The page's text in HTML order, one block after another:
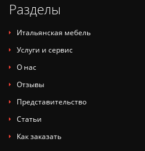
Разделы
Итальянская мебель
Услуги и сервис
О нас
Отзывы
Представительство
Статьи
Как заказать